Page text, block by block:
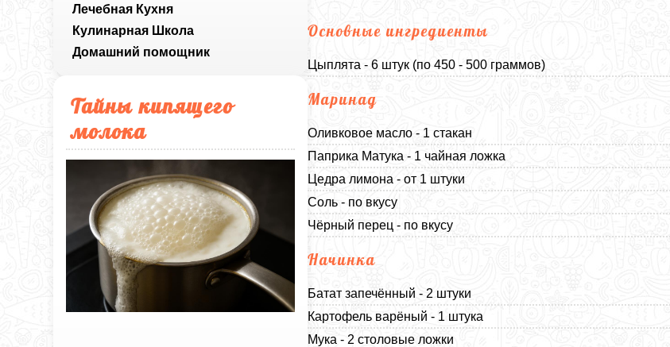
Лечебная Кухня
Кулинарная Школа
Домашний помощник
Тайны кипящего
молока
Основные ингредиенты
Цыплята - 6 штук (по 450 - 500 граммов)
Маринад
Оливковое масло - 1 стакан
Паприка Матука - 1 чайная ложка
Цедра лимона - от 1 штуки
Соль - по вкусу
Чёрный перец - по вкусу
Начинка
Батат запечённый - 2 штуки
Картофель варёный - 1 штука
Мука - 2 столовые ложки